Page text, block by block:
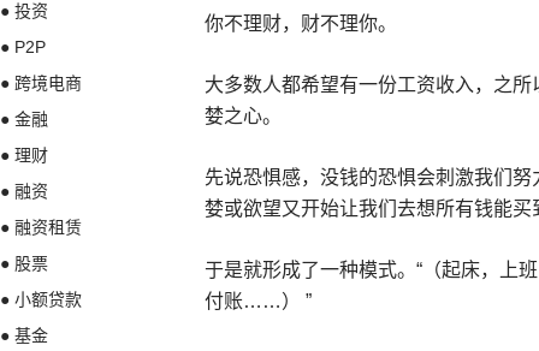
● 投资
● P2P
● 跨境电商
● 金融
● 理财
● 融资
● 融资租赁
● 股票
● 小额贷款
● 基金
你不理财，财不理你。
大多数人都希望有一份工资收入，之
婪之心。
先说恐惧感，没钱的恐惧会刺激我们
婪或欲望又开始让我们去想所有钱能买
于是就形成了一种模式。“（起床，上
付账……） ”